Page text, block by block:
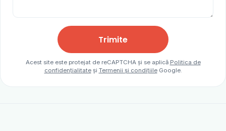
Trimite
Acest site este protejat de reCAPTCHA și se aplică Politica de
confidențialitateși Termenii și condițiileGoogle.